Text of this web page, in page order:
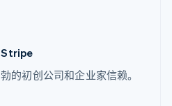
Stripe
的初创公司和企业家信赖。